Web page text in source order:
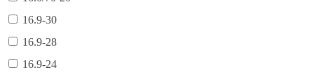
16.9-30
16.9-28
16.9-24